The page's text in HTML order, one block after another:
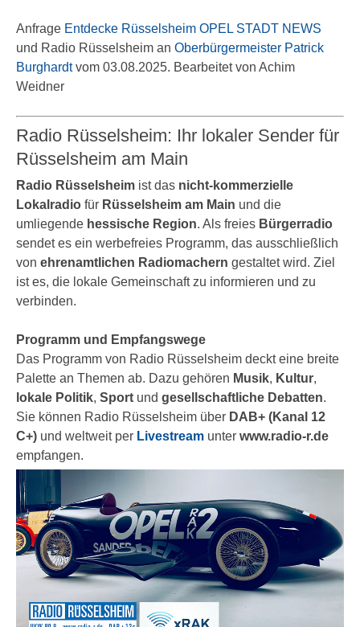
Anfrage Entdecke Rüsselsheim OPEL STADT NEWS
und Radio Rüsselsheim an Oberbürgermeister Patrick
Burghardtvom 03.08.2025. Bearbeitet von Achim
Weidner
Radio Rüsselsheim: Ihr lokaler Sender für
Rüsselsheim am Main
Radio Rüsselsheim ist das nicht-kommerzielle
Lokalradio für Rüsselsheim am Main und die
umliegende hessische Region. Als freies Bürgerradio
sendet es ein werbefreies Programm, das ausschließlich
von ehrenamtlichen Radiomachern gestaltet wird. Ziel
ist es, die lokale Gemeinschaft zu informieren und zu
verbinden.
Programm und Empfangswege
Das Programm von Radio Rüsselsheim deckt eine breite
Palette an Themen ab. Dazu gehören Musik, Kultur,
lokale Politik, Sport und gesellschaftliche Debatten.
Sie können Radio Rüsselsheim über DAB+ (Kanal 12
C+) und weltweit per Livestream unter www.radio-r.de
empfangen.